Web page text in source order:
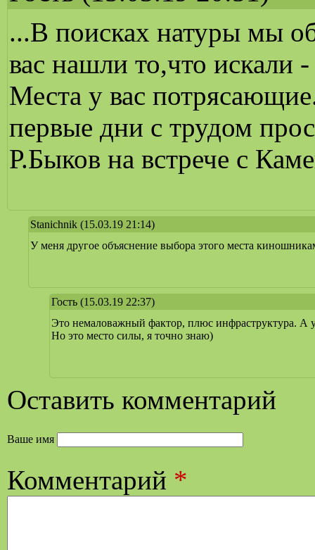
...В поисках натуры мы
вас нашли то,что искали
Места у вас
первые дни с трудом
Р.Быков на встрече с
Stanichnik (15.03.19 21:14)
У меня другое объяснение выбора этого места
Гость (15.03.19 22:37)
Это немаловажный фактор, плюс инфраструктура. А
Но это место силы, я точно знаю)
Оставить комментарий
Ваше имя
Комментарий *